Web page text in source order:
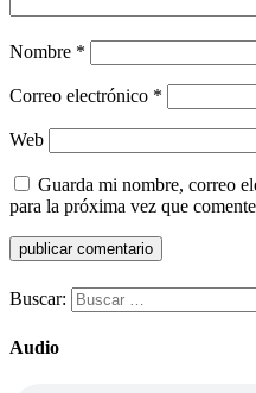
Nombre *
Correo electrónico *
Web
Guarda mi nombre, correo
para la próxima vez que
Buscar:
Audio